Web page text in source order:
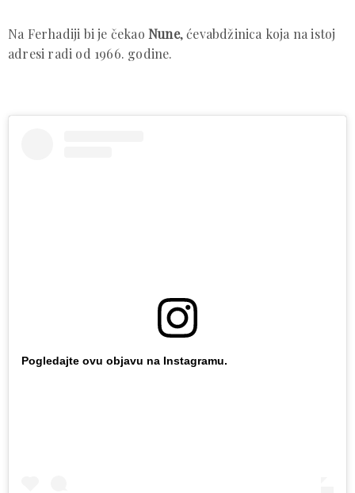
Na Ferhadiji bi je čekao Nune, ćevabdžinica koja na istoj
adresi radi od 1966. godine.
Pogledajte ovu objavu na Instagramu.